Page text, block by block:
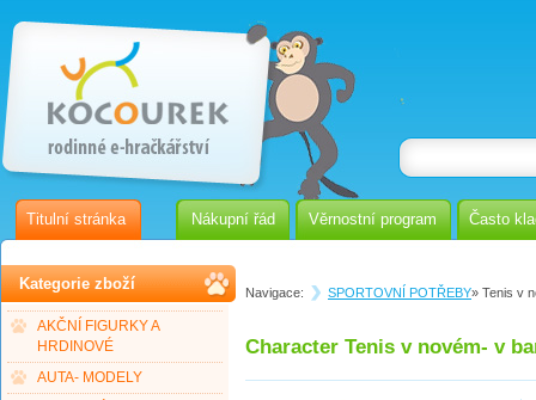
Titulní stránka Nákupní řád Věrnostní program Často
Kategorie zboží
AKČNÍ FIGURKY A
HRDINOVÉ
AUTA- MODELY
Navigace: SPORTOVNÍ POTŘEBY» Tenis v
Character Tenis v novém- v